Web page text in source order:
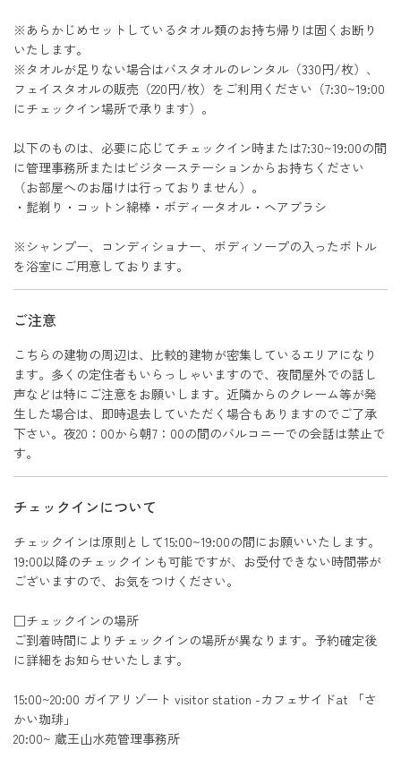
※あらかじめセットしているタオル類のお持ち帰りは固くお断り
いたします。
※タオルが足りない場合はバスタオルのレンタル（330円/枚）、
フェイスタオルの販売（220円/枚）をご利用ください（7:30~19:00
にチェックイン場所で承ります）。
以下のものは、必要に応じてチェックイン時または7:30~19:00の間
に管理事務所またはビジターステーションからお持ちください
（お部屋へのお届けは行っておりません）。
・髭剃り・コットン綿棒・ボディータオル・ヘアブラシ
※シャンプー、コンディショナー、ボディソープの入ったボトル
を浴室にご用意しております。
ご注意
こちらの建物の周辺は、比較的建物が密集しているエリアになり
ます。多くの定住者もいらっしゃいますので、夜間屋外での話し
声などは特にご注意をお願いします。近隣からのクレーム等が発
生した場合は、即時退去していただく場合もありますのでご了承
下さい。夜20：00から朝7：00の間のバルコニーでの会話は禁止で
す。
チェックインについて
チェックインは原則として15:00~19:00の間にお願いいたします。
19:00以降のチェックインも可能ですが、お受付できない時間帯が
ございますので、お気をつけください。
□チェックインの場所
ご到着時間によりチェックインの場所が異なります。予約確定後
に詳細をお知らせいたします。
15:00~20:00 ガイアリゾート visitor station -カフェサイドat 「さ
かい珈琲」
20:00~ 蔵王山水苑管理事務所